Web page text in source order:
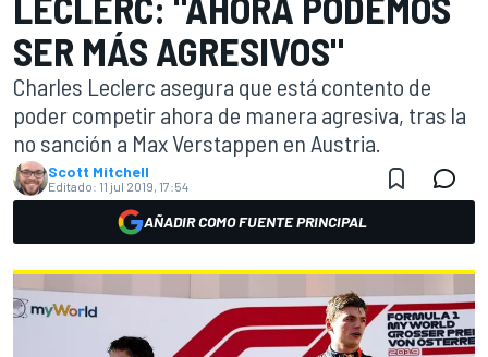
SER MÁS AGRESIVOS"
Charles Leclerc asegura que está contento de
poder competir ahora de manera agresiva, tras la
no sanción a Max Verstappen en Austria.
Scott Mitchell
Editado: 11 jul 2019, 17:54
AÑADIR COMO FUENTE PRINCIPAL